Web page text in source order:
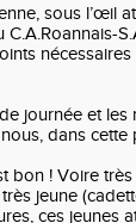
sous l’œil
C.A.Roannais-
nécessaires
journée et les
dans cette
bon ! Voire
jeune
ces jeunes